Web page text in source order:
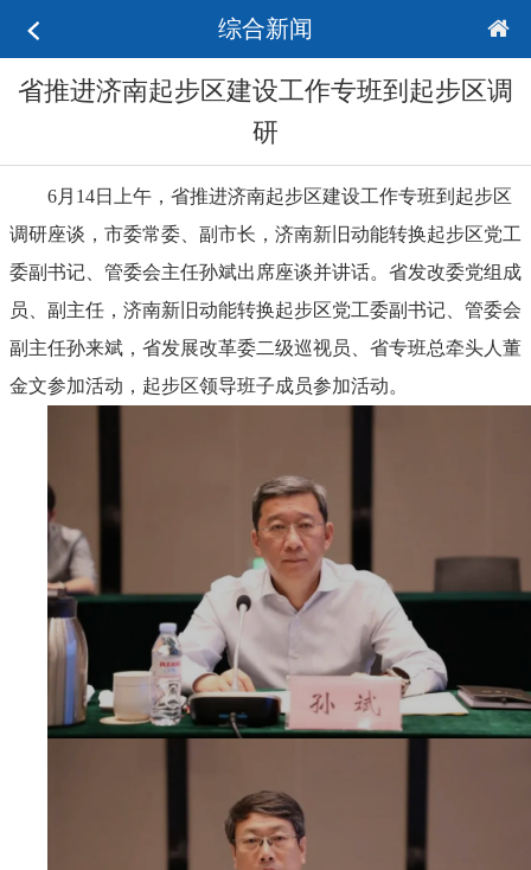
综合新闻
省推进济南起步区建设工作专班到起步区调
研
6月 14日上午，省推进济南起步区建设工作专班到起步区
调研座谈，市委常委、副市长，济南新旧动能转换起步区党工
委副书记、管委会主任孙斌出席座谈并讲话。省发改委党组成
员、副主任，济南新旧动能转换起步区党工委副书记、管委会
副主任孙来斌，省发展改革委二级巡视员、省专班总牵头人董
金文参加活动，起步区领导班子成员参加活动。